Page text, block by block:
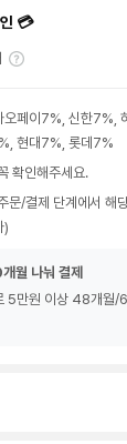
💳
오페이7%, 신한7%,
현대7%, 롯데7%
확인해주세요.
문/결제 단계에서 해
)
월 나눠 결제
5만원 이상 48개월/